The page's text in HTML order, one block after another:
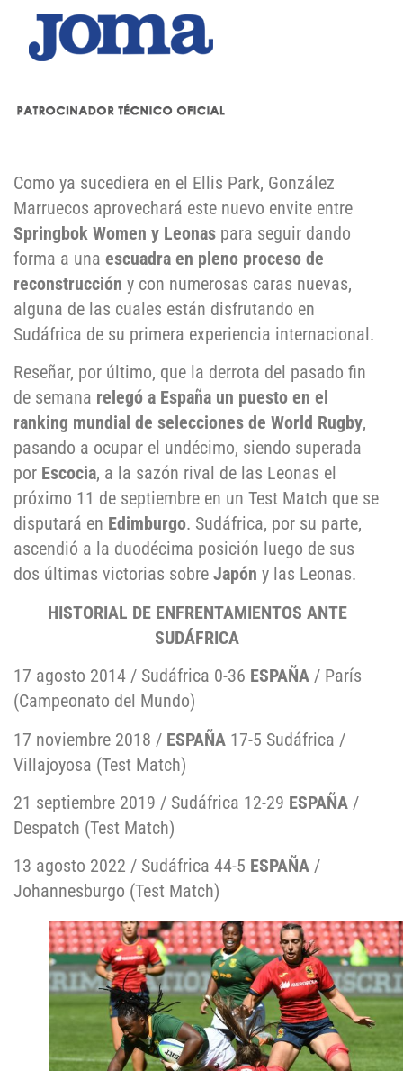
Como ya sucediera en el Ellis Park, González
Marruecos aprovechará este nuevo envite entre
Springbok Women y Leonas para seguir dando
forma a una escuadra en pleno proceso de
reconstrucción y con numerosas caras nuevas,
alguna de las cuales están disfrutando en
Sudáfrica de su primera experiencia internacional.
Reseñar, por último, que la derrota del pasado fin
de semana relegó a España un puesto en el
ranking mundial de selecciones de World Rugby,
pasando a ocupar el undécimo, siendo superada
por Escocia, a la sazón rival de las Leonas el
próximo 11 de septiembre en un Test Match que se
disputará en Edimburgo. Sudáfrica, por su parte,
ascendió a la duodécima posición luego de sus
dos últimas victorias sobre Japón y las Leonas.
HISTORIAL DE ENFRENTAMIENTOS ANTE
SUDÁFRICA
17 agosto 2014 / Sudáfrica 0-36 ESPAÑA / París
(Campeonato del Mundo)
17 noviembre 2018 / ESPAÑA 17-5 Sudáfrica /
Villajoyosa (Test Match)
21 septiembre 2019 / Sudáfrica 12-29 ESPAÑA /
Despatch (Test Match)
13 agosto 2022 / Sudáfrica 44-5 ESPAÑA /
Johannesburgo (Test Match)